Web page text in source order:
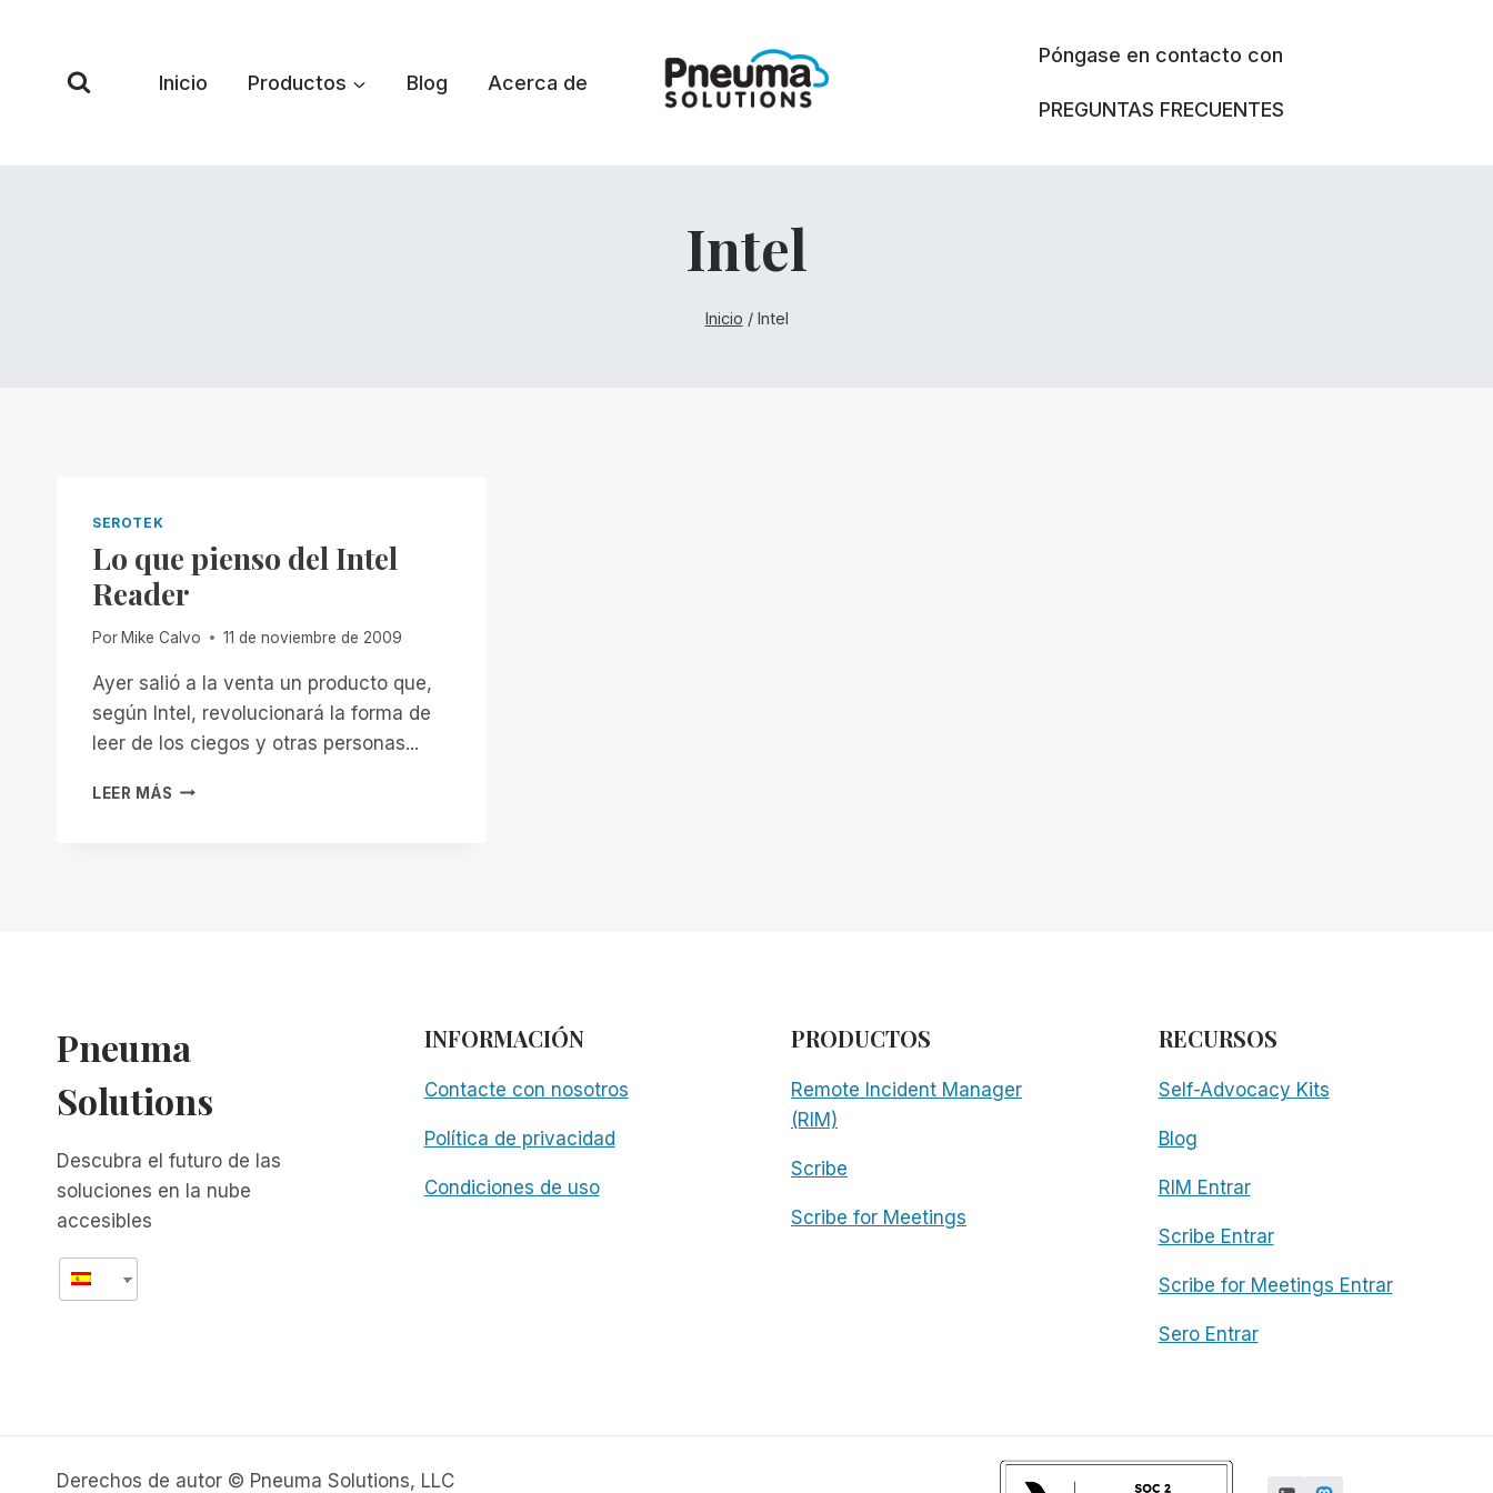
Contenido
Inicio Productos Blog Acerca de
Póngase en contacto con
PREGUNTAS FRECUENTES
Intel
Inicio / Intel
SEROTEK
Lo que pienso del Intel
Reader
Por Mike Calvo 11 de noviembre de 2009
Ayer salió a la venta un producto que,
según Intel, revolucionará la forma de
leer de los ciegos y otras personas...
LEER MÁS LO
Pneuma
Solutions
Descubra el futuro de las
soluciones en la nube
accesibles
INFORMACIÓN
Contacte con nosotros
Política de privacidad
Condiciones de uso
PRODUCTOS
Remote Incident Manager
(RIM)
Scribe
Scribe for Meetings
RECURSOS
Self-Advocacy Kits
Blog
RIM Entrar
Scribe Entrar
Scribe for Meetings Entrar
Sero Entrar
Derechos de autor © Pneuma Solutions, LLC